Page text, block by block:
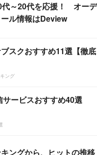
代～20代を応援！ オーデ
ル情報はDeview
スクおすすめ11選【徹底
ング
ービスおすすめ40選
ングから、ヒットの推移